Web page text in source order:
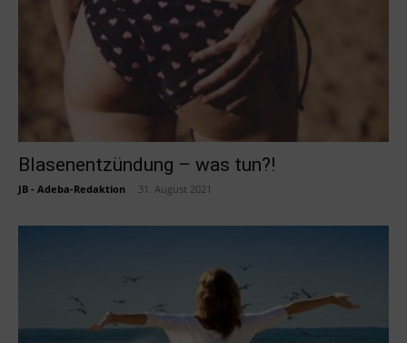
Blasenentzündung – was tun?!
JB - Adeba-Redaktion 31. August 2021